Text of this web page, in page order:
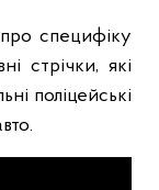
про специфіку
стрічки, які
поліцейські